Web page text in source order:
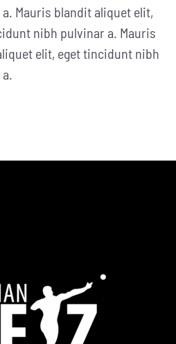
Mauris blandit aliquet elit,
nibh pulvinar a. Mauris
elit, eget tincidunt nibh